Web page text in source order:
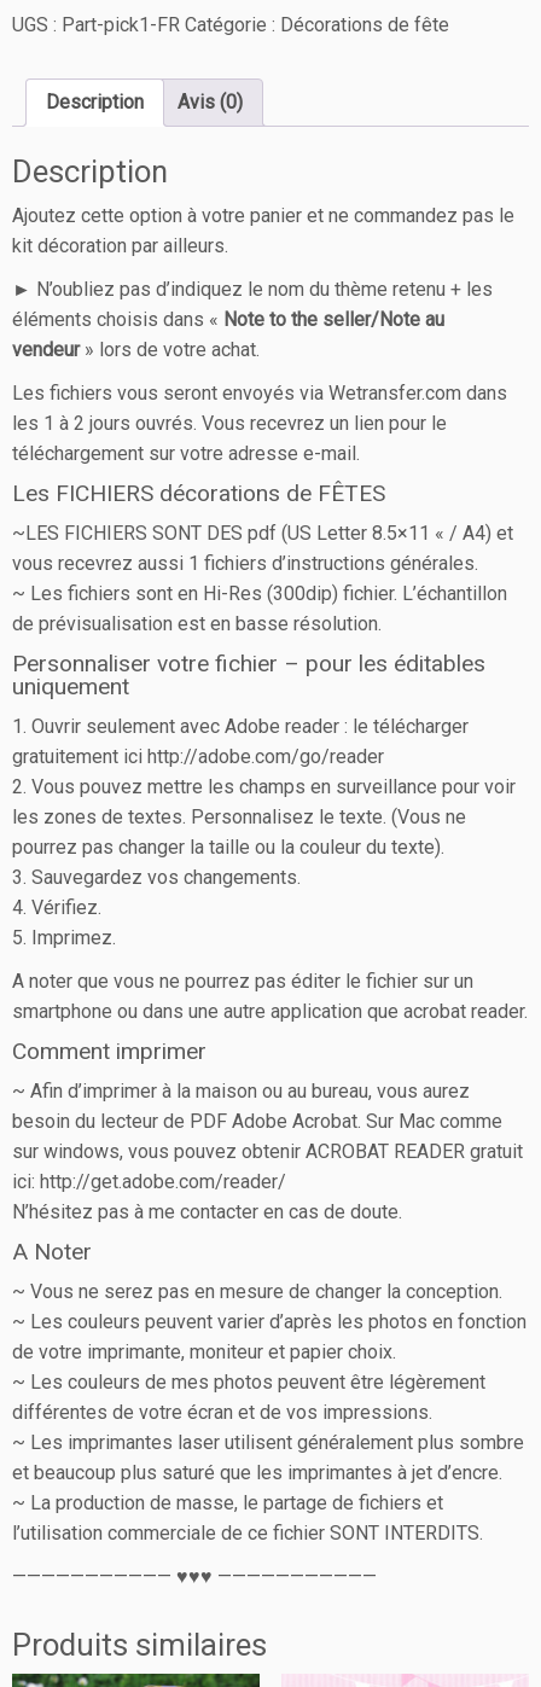
UGS : Part-pick1-FR Catégorie : Décorations de fête
Description Avis (0)
Description
Ajoutez cette option à votre panier et ne commandez pas le
kit décoration par ailleurs.
► N’oubliez pas d’indiquez le nom du thème retenu + les
éléments choisis dans « Note to the seller/Note au
vendeur» lors de votre achat.
Les fichiers vous seront envoyés via Wetransfer.com dans
les 1 à 2 jours ouvrés. Vous recevrez un lien pour le
téléchargement sur votre adresse e-mail.
Les FICHIERS décorations de FÊTES
~LES FICHIERS SONT DES pdf (US Letter 8.5×11 « / A4) et
vous recevrez aussi 1 fichiers d’instructions générales.
~ Les fichiers sont en Hi-Res (300dip) fichier. L’échantillon
de prévisualisation est en basse résolution.
Personnaliser votre fichier – pour les éditables
uniquement
1. Ouvrir seulement avec Adobe reader : le télécharger
gratuitement ici http://adobe.com/go/reader
2. Vous pouvez mettre les champs en surveillance pour voir
les zones de textes. Personnalisez le texte. (Vous ne
pourrez pas changer la taille ou la couleur du texte).
3. Sauvegardez vos changements.
4. Vérifiez.
5. Imprimez.
A noter que vous ne pourrez pas éditer le fichier sur un
smartphone ou dans une autre application que acrobat reader.
Comment imprimer
~ Afin d’imprimer à la maison ou au bureau, vous aurez
besoin du lecteur de PDF Adobe Acrobat. Sur Mac comme
sur windows, vous pouvez obtenir ACROBAT READER gratuit
ici: http://get.adobe.com/reader/
N’hésitez pas à me contacter en cas de doute.
A Noter
~ Vous ne serez pas en mesure de changer la conception.
~ Les couleurs peuvent varier d’après les photos en fonction
de votre imprimante, moniteur et papier choix.
~ Les couleurs de mes photos peuvent être légèrement
différentes de votre écran et de vos impressions.
~ Les imprimantes laser utilisent généralement plus sombre
et beaucoup plus saturé que les imprimantes à jet d’encre.
~ La production de masse, le partage de fichiers et
l’utilisation commerciale de ce fichier SONT INTERDITS.
——————————— ♥♥♥ ———————————
Produits similaires